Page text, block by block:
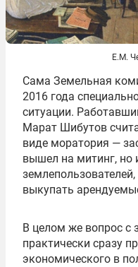
Е.М.
Сама Земельная
2016 года
ситуации.
Марат Шибутов
виде моратория —
вышел на митинг, но
выкупать
В целом же вопрос
практически сразу
экономического в